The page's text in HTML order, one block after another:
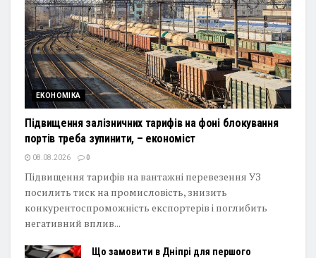
ЕКОНОМІКА
Підвищення залізничних тарифів на фоні блокування
портів треба зупинити, – економіст
08.08.2026 0
Підвищення тарифів на вантажні перевезення УЗ
посилить тиск на промисловість, знизить
конкурентоспроможність експортерів і поглибить
негативний вплив...
Що замовити в Дніпрі для першого